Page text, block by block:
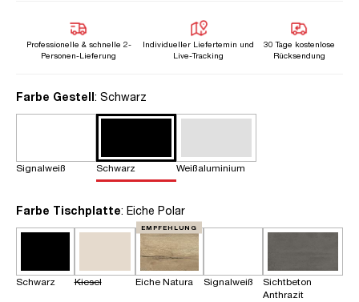
Professionelle & schnelle 2-
Personen-Lieferung
Individueller Liefertemin und
Live-Tracking
30 Tage kostenlose
Rücksendung
Farbe Gestellauswählen
: Schwarz
Signalweiß Schwarz Weißaluminium
Farbe Tischplatteauswählen
: Eiche Polar
Schwarz Kiesel Eiche Natura
EMPFEHLUNG
Signalweiß
Sichtbeton
Anthrazit